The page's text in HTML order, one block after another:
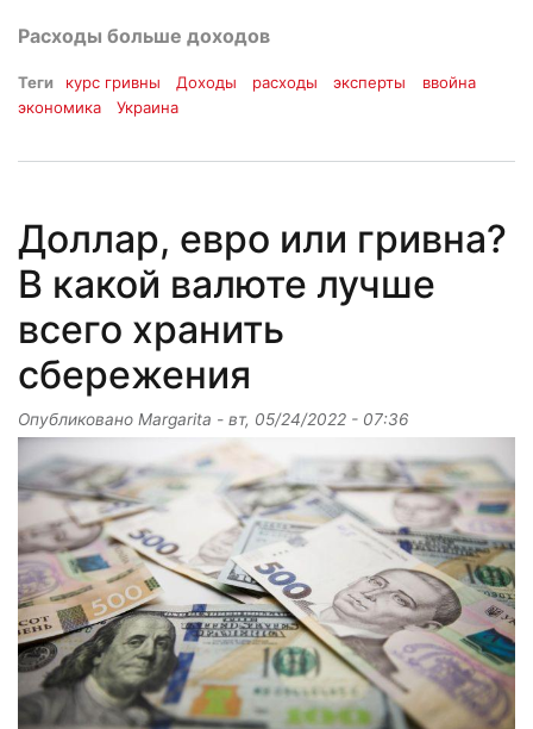
Расходы больше доходов
Теги курс гривны Доходы расходы эксперты
ввойна
экономика
Украина
Доллар, евро или гривна?
В какой валюте лучше
всего хранить
сбережения
Опубликовано Margarita - вт, 05/24/2022 - 07:36